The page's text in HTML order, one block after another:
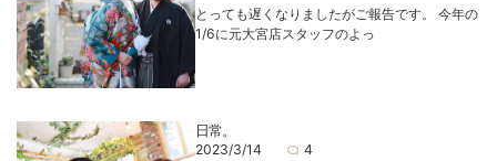
とっても遅くなりましたがご報告です。 今年の
1/6に元大宮店スタッフのよっ
日常。
2023/3/14 4